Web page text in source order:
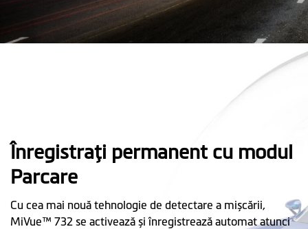
Înregistraţi permanent cu modul
Parcare
Cu cea mai nouă tehnologie de detectare a mișcării,
MiVue™ 732 se activează și înregistrează automat atunci